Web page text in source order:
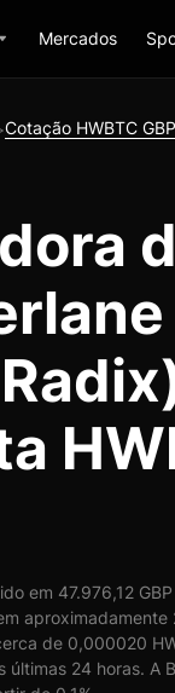
Mercados
Cotação HWBTC GBP
em 47.976,12
de 0,000020
últimas 24 horas. A